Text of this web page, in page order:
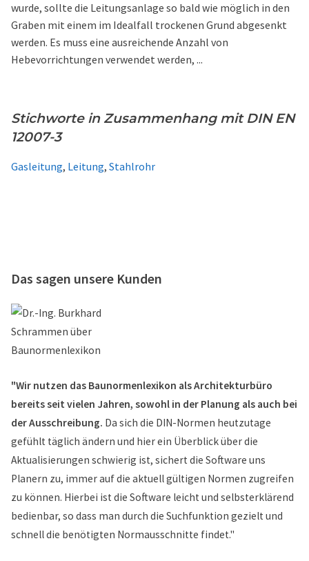
wurde, sollte die Leitungsanlage so bald wie möglich in den
Graben mit einem im Idealfall trockenen Grund abgesenkt
werden. Es muss eine ausreichende Anzahl von
Hebevorrichtungen verwendet werden, ...
Stichworte in Zusammenhang mit DIN EN
12007-3
Gasleitung, Leitung, Stahlrohr
Das sagen unsere Kunden
"Wir nutzen das Baunormenlexikon als Architekturbüro
bereits seit vielen Jahren, sowohl in der Planung als auch bei
der Ausschreibung. Da sich die DIN-Normen heutzutage
gefühlt täglich ändern und hier ein Überblick über die
Aktualisierungen schwierig ist, sichert die Software uns
Planern zu, immer auf die aktuell gültigen Normen zugreifen
zu können. Hierbei ist die Software leicht und selbsterklärend
bedienbar, so dass man durch die Suchfunktion gezielt und
schnell die benötigten Normausschnitte findet."